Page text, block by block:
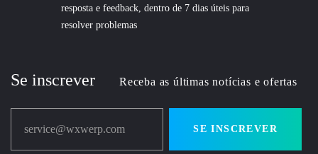
resposta e feedback, dentro de 7 dias úteis para
resolver problemas
Se inscrever Receba as últimas notícias e ofertas
service@wxwerp.com SE INSCREVER